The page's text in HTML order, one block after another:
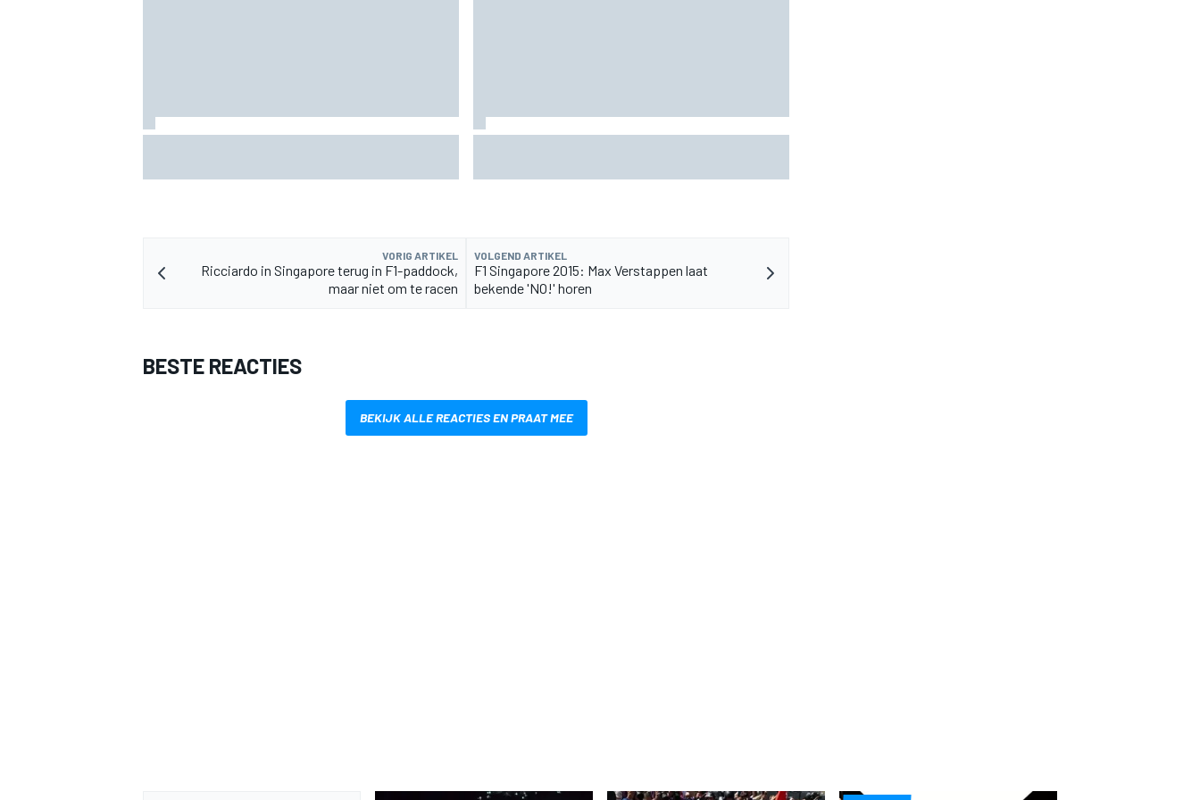
VORIG ARTIKEL
Ricciardo in Singapore terug in F1-paddock,
maar niet om te racen
VOLGEND ARTIKEL
F1 Singapore 2015: Max Verstappen laat
bekende 'NO!' horen
BESTE REACTIES
BEKIJK ALLE REACTIES EN PRAAT MEE